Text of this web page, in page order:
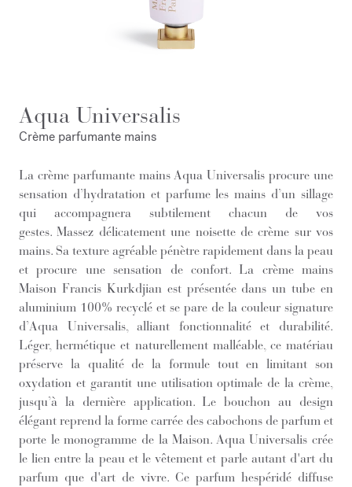
Aqua Universalis
Crème parfumante mains
La crème parfumante mains Aqua Universalis procure une
sensation d’hydratation et parfume les mains d’un sillage
qui accompagnera subtilement chacun de vos
gestes. Massez délicatement une noisette de crème sur vos
mains. Sa texture agréable pénètre rapidement dans la peau
et procure une sensation de confort. La crème mains
Maison Francis Kurkdjian est présentée dans un tube en
aluminium 100% recyclé et se pare de la couleur signature
d’Aqua Universalis, alliant fonctionnalité et durabilité.
Léger, hermétique et naturellement malléable, ce matériau
préserve la qualité de la formule tout en limitant son
oxydation et garantit une utilisation optimale de la crème,
jusqu’à la dernière application. Le bouchon au design
élégant reprend la forme carrée des cabochons de parfum et
porte le monogramme de la Maison. Aqua Universalis crée
le lien entre la peau et le vêtement et parle autant d'art du
parfum que d'art de vivre. Ce parfum hespéridé diffuse